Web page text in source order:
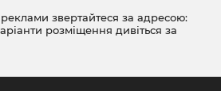
звертайтеся за адресою:
розміщення дивіться за